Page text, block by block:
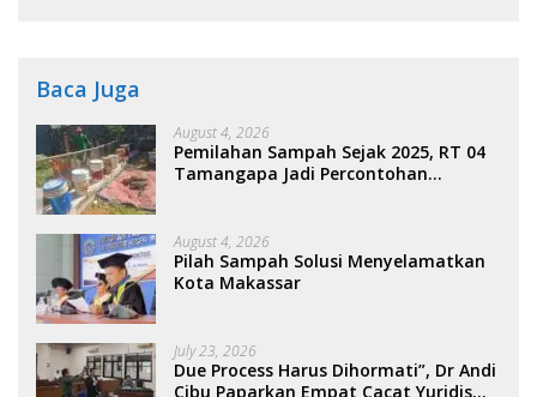
Baca Juga
August 4, 2026
Pemilahan Sampah Sejak 2025, RT 04
Tamangapa Jadi Percontohan
August 4, 2026
Pilah Sampah Solusi Menyelamatkan
Kota Makassar
July 23, 2026
Due Process Harus Dihormati”, Dr Andi
Cibu Paparkan Empat Cacat Yuridis